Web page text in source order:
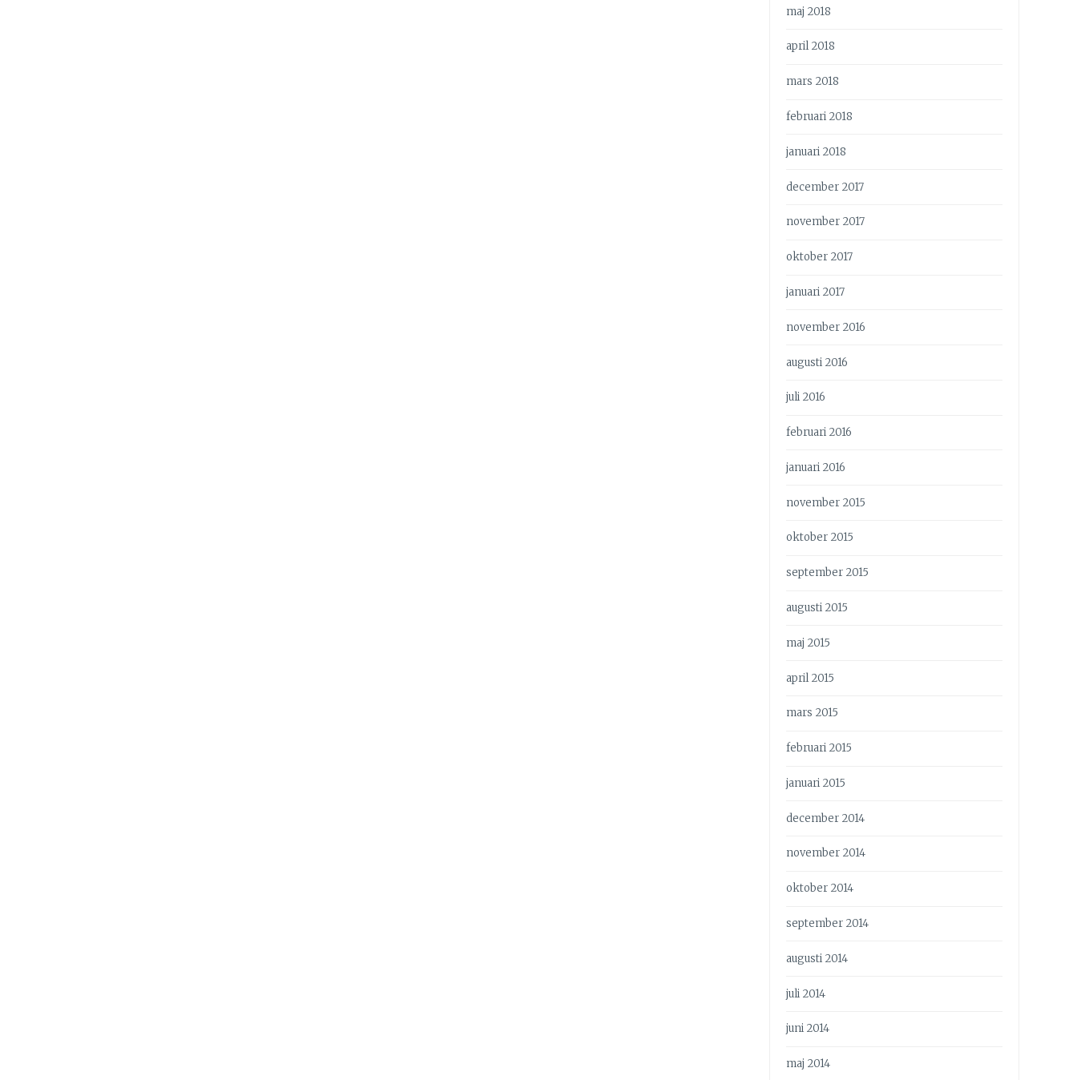
maj 2018
april 2018
mars 2018
februari 2018
januari 2018
december 2017
november 2017
oktober 2017
januari 2017
november 2016
augusti 2016
juli 2016
februari 2016
januari 2016
november 2015
oktober 2015
september 2015
augusti 2015
maj 2015
april 2015
mars 2015
februari 2015
januari 2015
december 2014
november 2014
oktober 2014
september 2014
augusti 2014
juli 2014
juni 2014
maj 2014